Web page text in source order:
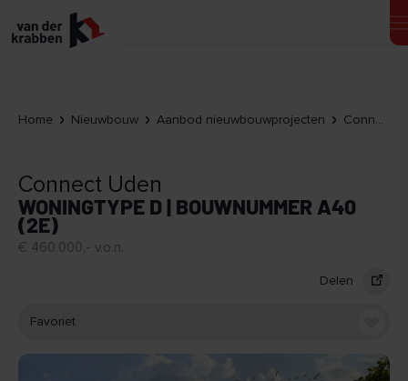
Home Nieuwbouw Aanbod nieuwbouwprojecten Connect Uden
Connect Uden
WONINGTYPE D | BOUWNUMMER A40
(2E)
€ 460.000,- v.o.n.
Delen
Favoriet